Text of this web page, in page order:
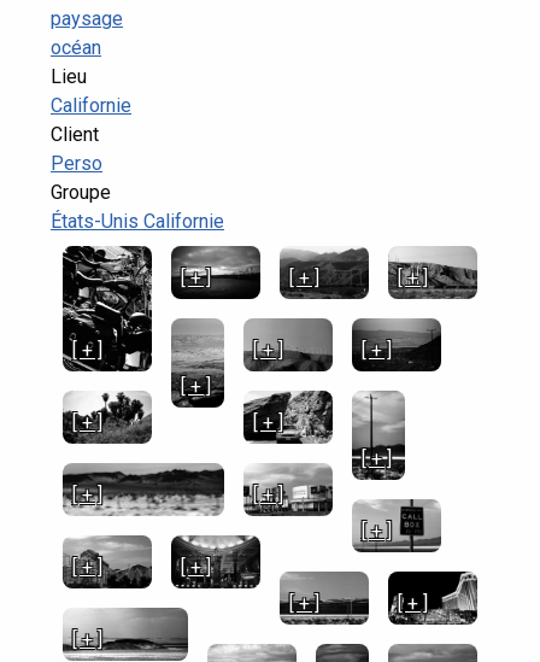
paysage
océan
Lieu
Californie
Client
Perso
Groupe
États-Unis Californie
[ + ]
[ + ] [ + ] [ + ]
[ + ]
[ + ] [ + ]
[ + ] [ + ]
[ + ]
[ + ]
[ + ]
[ + ]
[ + ]
[ + ]
[ + ]
[ + ]
[ + ]